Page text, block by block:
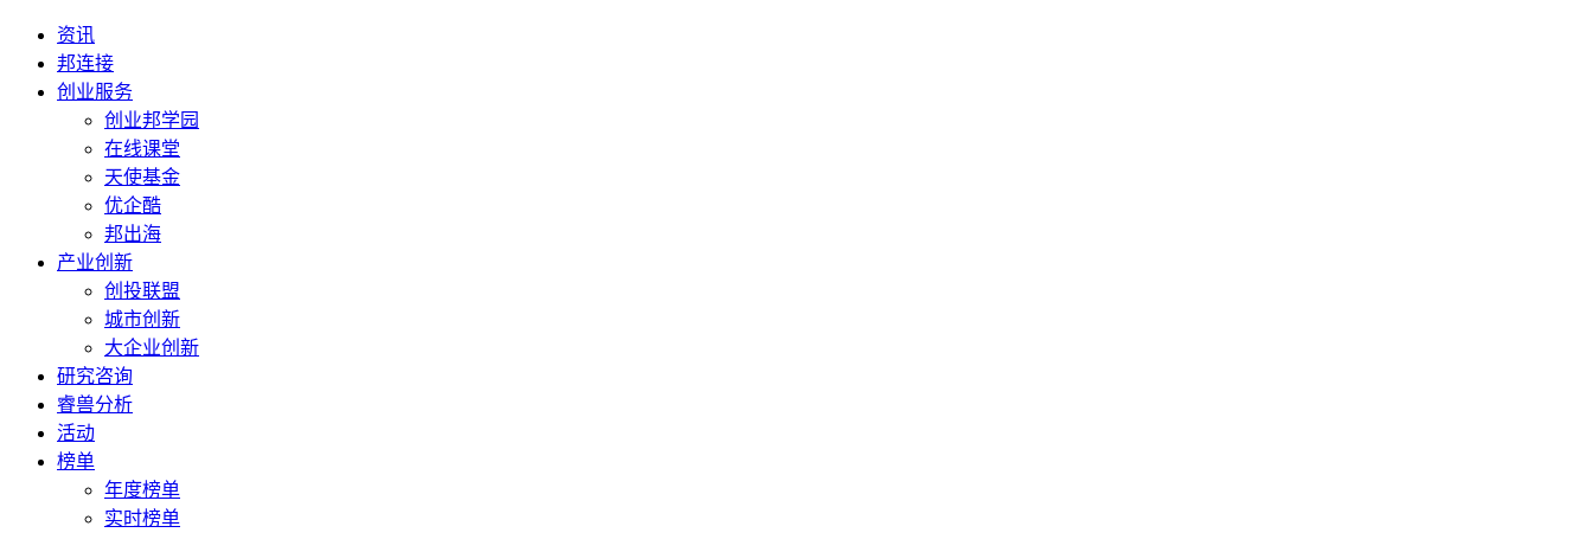
资讯
邦连接
创业服务
创业邦学园
在线课堂
天使基金
优企酷
邦出海
产业创新
创投联盟
城市创新
大企业创新
研究咨询
睿兽分析
活动
榜单
年度榜单
实时榜单